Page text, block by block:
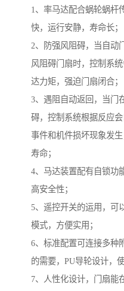
1、率马达配合蜗轮蜗杆
快，运行安静，寿命长；
2、防强风阻碍，当自动
风阻碍门扇时，控制系
达力矩，强迫门扇闭合；
3、遇阻自动返回，当门
碍，控制系统根据反应
事件和机件损坏现象发
寿命；
4、马达装置配有自锁功
高安全性；
5、遥控开关的运用，可
模式，方便实用；
6、标准配置可连接多种
的需要，PU导轮设计，
7、人性化设计，门扇能